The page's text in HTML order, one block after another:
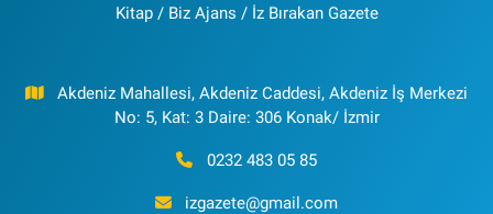
Kitap / Biz Ajans / İz Bırakan Gazete
Akdeniz Mahallesi, Akdeniz Caddesi, Akdeniz İş Merkezi
No: 5, Kat: 3 Daire: 306 Konak/ İzmir
0232 483 05 85
izgazete@gmail.com